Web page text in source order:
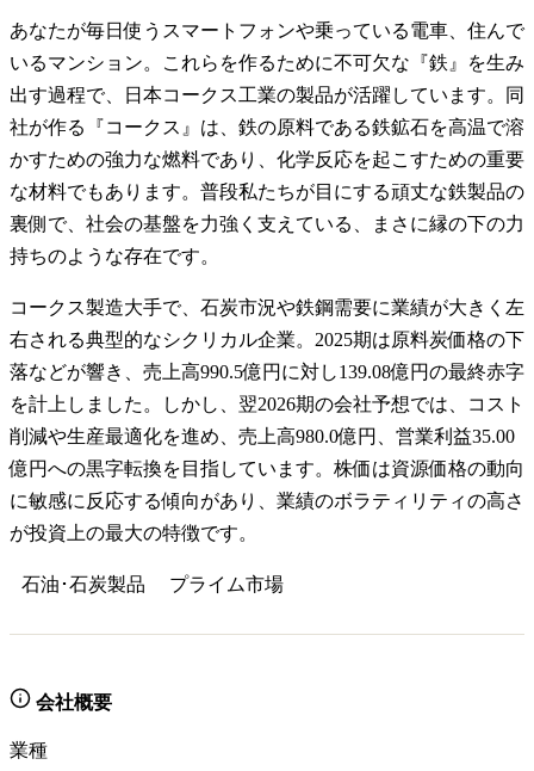
あなたが毎日使うスマートフォンや乗っている電車、住んで
いるマンション。これらを作るために不可欠な『鉄』を生み
出す過程で、日本コークス工業の製品が活躍しています。同
社が作る『コークス』は、鉄の原料である鉄鉱石を高温で溶
かすための強力な燃料であり、化学反応を起こすための重要
な材料でもあります。普段私たちが目にする頑丈な鉄製品の
裏側で、社会の基盤を力強く支えている、まさに縁の下の力
持ちのような存在です。
コークス製造大手で、石炭市況や鉄鋼需要に業績が大きく左
右される典型的なシクリカル企業。2025期は原料炭価格の下
落などが響き、売上高990.5億円に対し139.08億円の最終赤字
を計上しました。しかし、翌2026期の会社予想では、コスト
削減や生産最適化を進め、売上高980.0億円、営業利益35.00
億円への黒字転換を目指しています。株価は資源価格の動向
に敏感に反応する傾向があり、業績のボラティリティの高さ
が投資上の最大の特徴です。
石油･石炭製品 プライム市場
会社概要
業種